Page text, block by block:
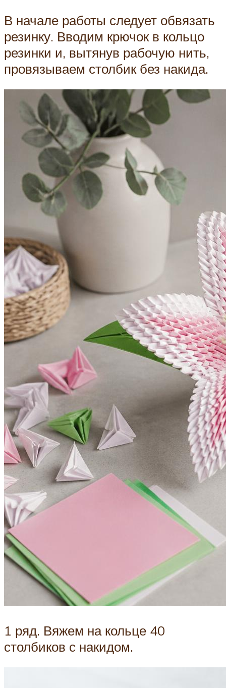
В начале работы следует обвязать
резинку. Вводим крючок в кольцо
резинки и, вытянув рабочую нить,
провязываем столбик без накида.
1 ряд. Вяжем на кольце 40
столбиков с накидом.